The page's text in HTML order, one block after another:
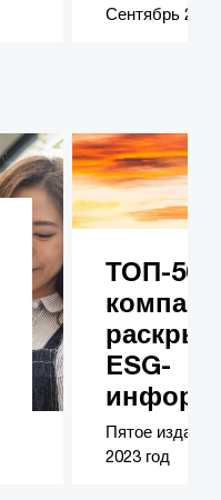
Сентябрь 2025
ТОП-50
ESG-
Пятое
2023 год